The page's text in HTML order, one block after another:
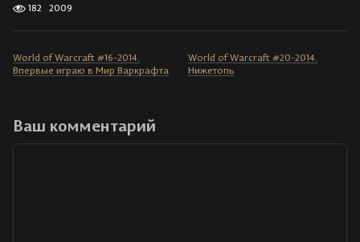
182 2009
World of Warcraft #16-2014.
Впервые играю в Мир Варкрафта
World of Warcraft #20-2014.
Нижетопь
Ваш комментарий